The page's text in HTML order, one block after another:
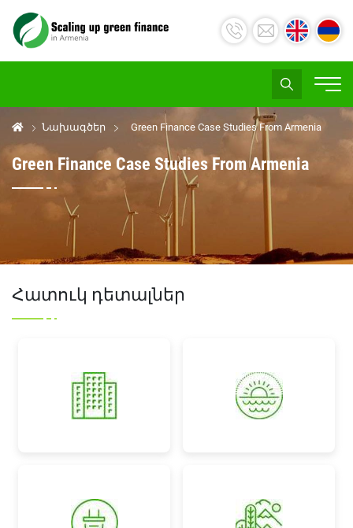
Նախագծեր Green Finance Case Studies From Armenia
Green Finance Case Studies From Armenia
Հատուկ դետալներ